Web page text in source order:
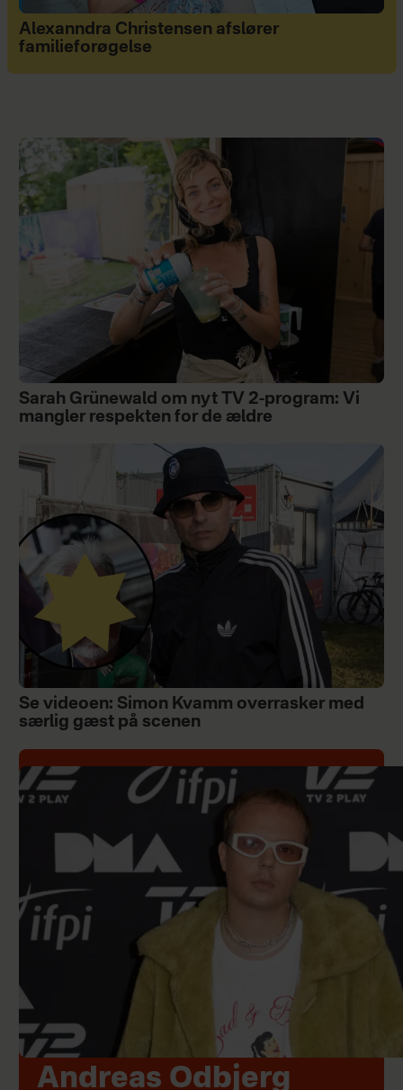
Alexanndra Christensen afslører
familieforøgelse
Sarah Grünewald om nyt TV 2-program: Vi
mangler respekten for de ældre
Se videoen: Simon Kvamm overrasker med
særlig gæst på scenen
Andreas Odbjerg